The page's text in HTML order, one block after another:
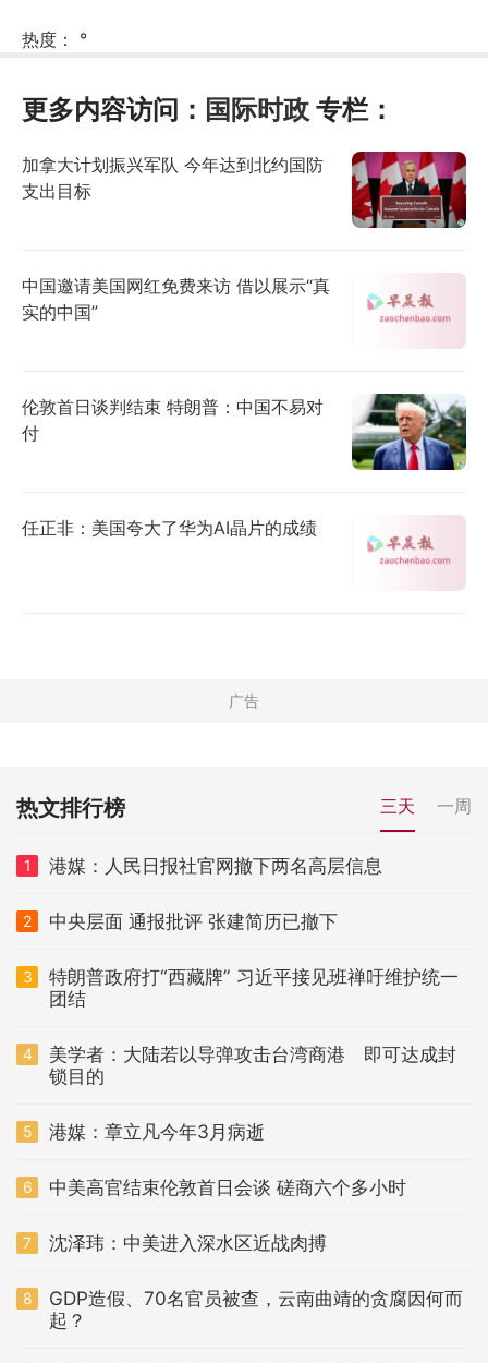
热度： °
更多内容访问： 国际时政 专栏：
加拿大计划振兴军队 今年达到北约国防
支出目标
中国邀请美国网红免费来访 借以展示“真
实的中国”
伦敦首日谈判结束 特朗普：中国不易对
付
任正非：美国夸大了华为AI晶片的成绩
热文排行榜 三天 一周
1 港媒：人民日报社官网撤下两名高层信息
2 中央层面 通报批评 张建简历已撤下
3
特朗普政府打“西藏牌” 习近平接见班禅吁维护统一
团结
4
美学者：大陆若以导弹攻击台湾商港 即可达成封
锁目的
5 港媒：章立凡今年3月病逝
6 中美高官结束伦敦首日会谈 磋商六个多小时
7 沈泽玮：中美进入深水区近战肉搏
8
GDP造假、70名官员被查，云南曲靖的贪腐因何而
起？